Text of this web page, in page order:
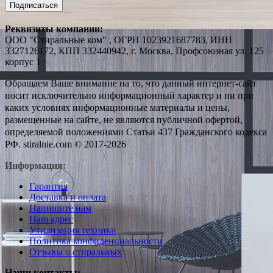
Подписаться
Реквизиты компании:
ООО "Стиральные ком" , ОГРН 1023921687783, ИНН
3327126172, КПП 332440942, г. Москва, Профсоюзная ул. 125
корпус 1
Обращаем Ваше внимание на то, что данный интернет-сайт
носит исключительно информационный характер и ни при
каких условиях информационные материалы и цены,
размещенные на сайте, не являются публичной офертой,
определяемой положениями Статьи 437 Гражданского кодекса
РФ. stiralnie.com © 2017-2026
Информация:
Гарантия
Доставка и оплата
Напишите нам
Наш адрес
Утилизация техники
Политика конфиденциальности
Отзывы о стиральных